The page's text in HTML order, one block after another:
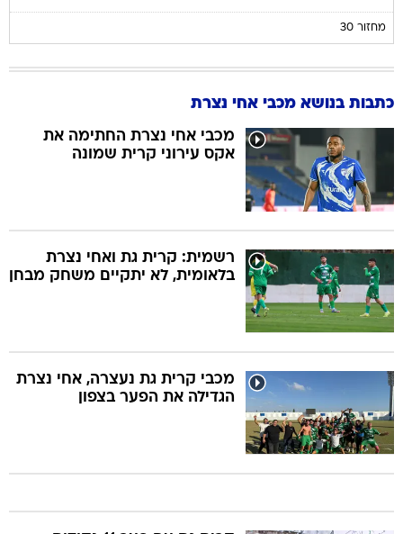
מחזור 30
כתבות בנושא מכבי אחי נצרת
מכבי אחי נצרת החתימה את
אקס עירוני קרית שמונה
רשמית: קרית גת ואחי נצרת
בלאומית, לא יתקיים משחק מבחן
מכבי קרית גת נעצרה, אחי נצרת
הגדילה את הפער בצפון